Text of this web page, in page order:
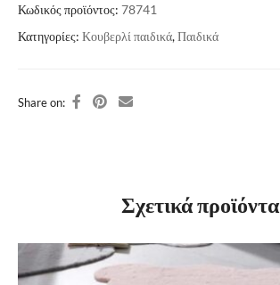
Κωδικός προϊόντος: 78741
Κατηγορίες: Κουβερλί παιδικά,Παιδικά
Share on:
Σχετικά προϊόντα